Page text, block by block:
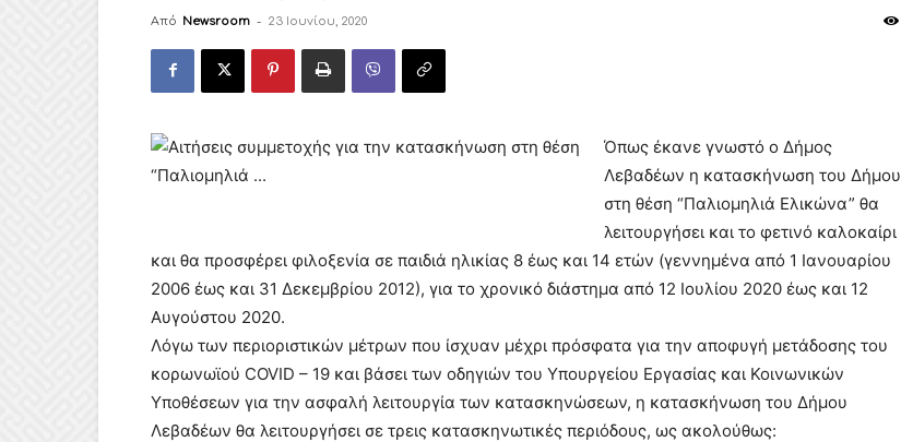
Από Newsroom - 23 Ιουνίου, 2020
Όπως έκανε γνωστό ο Δήμος
Λεβαδέων η κατασκήνωση του Δήμου
στη θέση “Παλιομηλιά Ελικώνα” θα
λειτουργήσει και το φετινό καλοκαίρι
και θα προσφέρει φιλοξενία σε παιδιά ηλικίας 8 έως και 14 ετών (γεννημένα από 1 Ιανουαρίου
2006 έως και 31 Δεκεμβρίου 2012), για το χρονικό διάστημα από 12 Ιουλίου 2020 έως και 12
Αυγούστου 2020.
Λόγω των περιοριστικών μέτρων που ίσχυαν μέχρι πρόσφατα για την αποφυγή μετάδοσης του
κορωνωϊού COVID – 19 και βάσει των οδηγιών του Υπουργείου Εργασίας και Κοινωνικών
Υποθέσεων για την ασφαλή λειτουργία των κατασκηνώσεων, η κατασκήνωση του Δήμου
Λεβαδέων θα λειτουργήσει σε τρεις κατασκηνωτικές περιόδους, ως ακολούθως: